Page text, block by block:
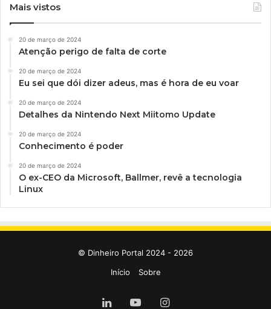
Mais vistos
20 de março de 2024
Atenção perigo de falta de corte
20 de março de 2024
Eu sei que dói dizer adeus, mas é hora de eu voar
20 de março de 2024
Detalhes da Nintendo Next Miitomo Update
20 de março de 2024
Conhecimento é poder
20 de março de 2024
O ex-CEO da Microsoft, Ballmer, revê a tecnologia
Linux
© Dinheiro Portal 2024 - 2026
Início
Sobre
LinkedinYouTubeInstagram